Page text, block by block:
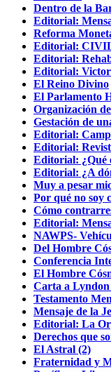
Dentro de la
Editorial:
Reforma
Editorial:
Editorial:
Editorial:
El Reino Divino
El Parlamento
Organización
Gestación de
Editorial:
Editorial:
Editorial: ¿Qué
Editorial: ¿A
Muy a pesar
Por qué no soy
Cómo
Editorial:
NAWPS-
Del Hombre
Conferencia
El Hombre
Carta a Lyndon
Testamento
Mensaje de la
Editorial: La
Derechos que
El Astral (2)
Fraternidad y